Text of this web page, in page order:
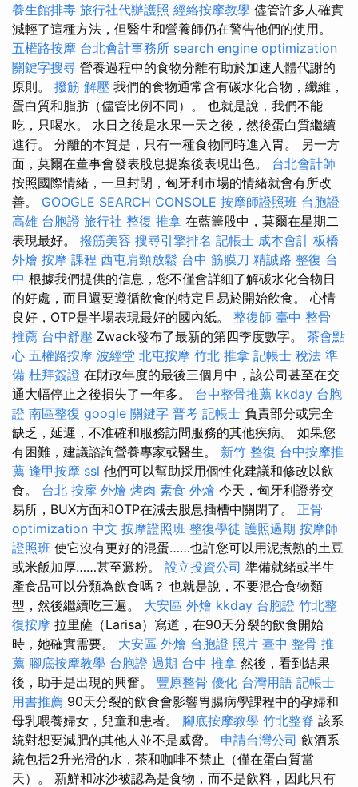
養生館排毒 旅行社代辦護照 經絡按摩教學 儘管許多人確實
減輕了這種方法，但醫生和營養師仍在警告他們的使用。
五權路按摩 台北會計事務所 search engine optimization
關鍵字搜尋 營養過程中的食物分離有助於加速人體代謝的
原則。 撥筋 解壓 我們的食物通常含有碳水化合物，纖維，
蛋白質和脂肪（儘管比例不同）。 也就是說，我們不能
吃，只喝水。 水日之後是水果一天之後，然後蛋白質繼續
進行。 分離的本質是，只有一種食物同時進入胃。 另一方
面，莫爾在董事會發表股息提案後表現出色。 台北會計師
按照國際情緒，一旦封閉，匈牙利市場的情緒就會有所改
善。 GOOGLE SEARCH CONSOLE 按摩師證照班 台胞證
高雄 台胞證 旅行社 整復 推拿 在藍籌股中，莫爾在星期二
表現最好。 撥筋美容 搜尋引擎排名 記帳士 成本會計 板橋
外燴 按摩 課程 西屯肩頸放鬆 台中 筋膜刀 精誠路 整復 台
中 根據我們提供的信息，您不僅會詳細了解碳水化合物日
的好處，而且還要遵循飲食的特定且易於開始飲食。 心情
良好，OTP是半場表現最好的國內紙。 整復師 臺中 整骨
推薦 台中舒壓 Zwack發布了最新的第四季度數字。 茶會點
心 五權路按摩 波經堂 北屯按摩 竹北 推拿 記帳士 稅法 準
備 杜拜簽證 在財政年度的最後三個月中，該公司甚至在交
通大幅停止之後損失了一年多。 台中整骨推薦 kkday 台胞
證 南區整復 google 關鍵字 普考 記帳士 負責部分或完全
缺乏，延遲，不准確和服務訪問服務的其他疾病。 如果您
有困難，建議諮詢營養專家或醫生。 新竹 整復 台中按摩推
薦 逢甲按摩 ssl 他們可以幫助採用個性化建議和修改以飲
食。 台北 按摩 外燴 烤肉 素食 外燴 今天，匈牙利證券交
易所，BUX方面和OTP在減去股息插槽中關閉了。 正骨
optimization 中文 按摩證照班 整復學徒 護照過期 按摩師
證照班 使它沒有更好的混蛋……也許您可以用泥煮熟的土豆
或米飯加厚……甚至澱粉。 設立投資公司 準備就緒或半生
產食品可以分類為飲食嗎？ 也就是說，不要混合食物類
型，然後繼續吃三遍。 大安區 外燴 kkday 台胞證 竹北整
復按摩 拉里薩（Larisa）寫道，在90天分裂的飲食開始
時，她確實需要。 大安區 外燴 台胞證 照片 臺中 整骨 推
薦 腳底按摩教學 台胞證 過期 台中 推拿 然後，看到結果
後，助手是出現的興奮。 豐原整骨 優化 台灣用語 記帳士
用書推薦 90天分裂的飲食會影響胃腸病學課程中的孕婦和
母乳喂養婦女，兒童和患者。 腳底按摩教學 竹北整脊 該系
統對想要減肥的其他人並不是威脅。 申請台灣公司 飲酒系
統包括2升光滑的水，茶和咖啡不禁止（僅在蛋白質當
天）。 新鮮和冰沙被認為是食物，而不是飲料，因此只有